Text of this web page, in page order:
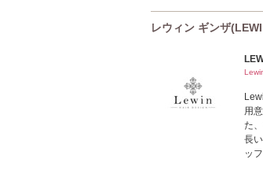
レウィン ギンザ
用
た
長
ッ